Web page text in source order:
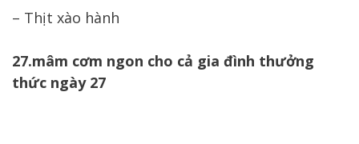
– Thịt xào hành
27.mâm cơm ngon cho cả gia đình thưởng
thức ngày 27